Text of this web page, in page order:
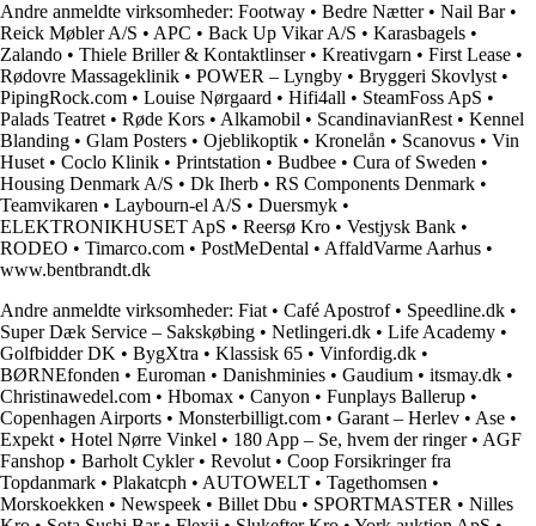
Andre anmeldte virksomheder: Footway • Bedre Nætter• Nail Bar•
Reick Møbler A/S • APC • Back Up Vikar A/S • Karasbagels •
Zalando • Thiele Briller & Kontaktlinser• Kreativgarn • First Lease •
Rødovre Massageklinik • POWER – Lyngby • Bryggeri Skovlyst •
PipingRock.com • Louise Nørgaard • Hifi4all • SteamFoss ApS •
Palads Teatret • Røde Kors • Alkamobil • ScandinavianRest • Kennel
Blanding • Glam Posters • Ojeblikoptik • Kronelån • Scanovus • Vin
Huset • Coclo Klinik • Printstation • Budbee • Cura of Sweden •
Housing Denmark A/S • Dk Iherb • RS Components Denmark •
Teamvikaren • Laybourn-el A/S • Duersmyk •
ELEKTRONIKHUSET ApS • Reersø Kro • Vestjysk Bank •
RODEO • Timarco.com • PostMeDental • AffaldVarme Aarhus •
www.bentbrandt.dk
Andre anmeldte virksomheder: Fiat • Café Apostrof• Speedline.dk •
Super Dæk Service – Sakskøbing • Netlingeri.dk • Life Academy •
Golfbidder DK • BygXtra • Klassisk 65 • Vinfordig.dk •
BØRNEfonden • Euroman • Danishminies • Gaudium • itsmay.dk •
Christinawedel.com • Hbomax • Canyon • Funplays Ballerup •
Copenhagen Airports • Monsterbilligt.com • Garant – Herlev • Ase •
Expekt • Hotel Nørre Vinkel • 180 App – Se, hvem der ringer• AGF
Fanshop • Barholt Cykler• Revolut • Coop Forsikringer fra
Topdanmark • Plakatcph • AUTOWELT • Tagethomsen •
Morskoekken • Newspeek • Billet Dbu • SPORTMASTER • Nilles